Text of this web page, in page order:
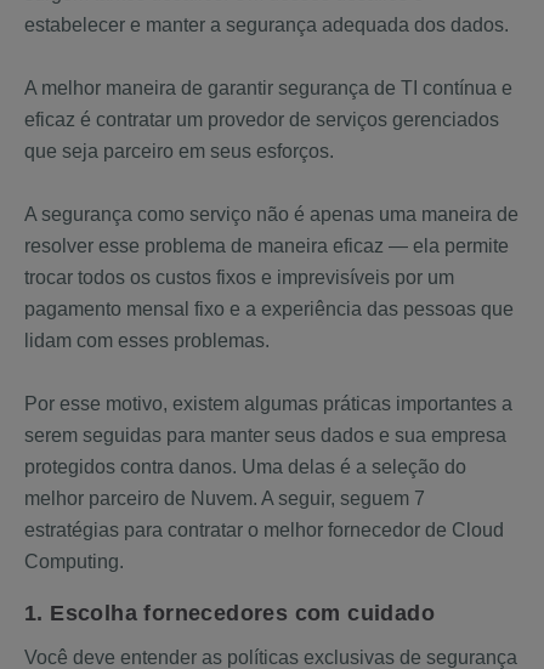
estabelecer e manter a segurança adequada dos dados.
A melhor maneira de garantir segurança de TI contínua e
eficaz é contratar um provedor de serviços gerenciados
que seja parceiro em seus esforços.
A segurança como serviço não é apenas uma maneira de
resolver esse problema de maneira eficaz — ela permite
trocar todos os custos fixos e imprevisíveis por um
pagamento mensal fixo e a experiência das pessoas que
lidam com esses problemas.
Por esse motivo, existem algumas práticas importantes a
serem seguidas para manter seus dados e sua empresa
protegidos contra danos. Uma delas é a seleção do
melhor parceiro de Nuvem. A seguir, seguem 7
estratégias para contratar o melhor fornecedor de Cloud
Computing.
1. Escolha fornecedores com cuidado
Você deve entender as políticas exclusivas de segurança